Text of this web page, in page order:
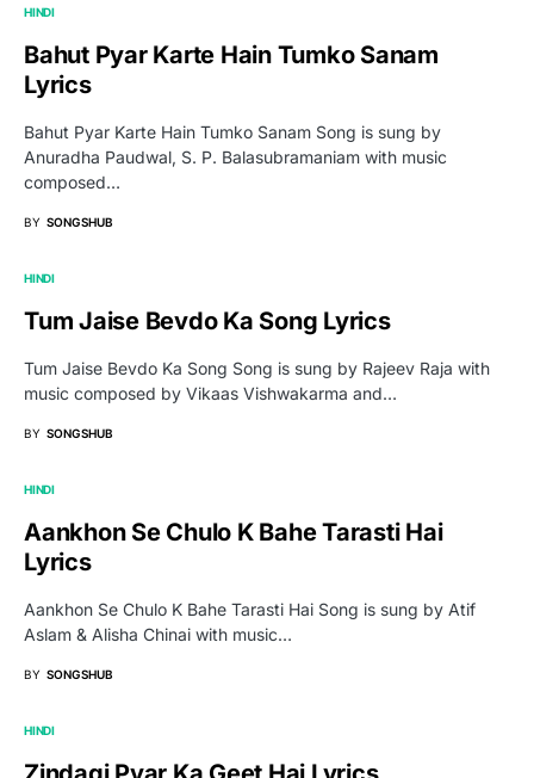
HINDI
Bahut Pyar Karte Hain Tumko Sanam
Lyrics
Bahut Pyar Karte Hain Tumko Sanam Song is sung by
Anuradha Paudwal, S. P. Balasubramaniam with music
composed…
BY SONGSHUB
HINDI
Tum Jaise Bevdo Ka Song Lyrics
Tum Jaise Bevdo Ka Song Song is sung by Rajeev Raja with
music composed by Vikaas Vishwakarma and…
BY SONGSHUB
HINDI
Aankhon Se Chulo K Bahe Tarasti Hai
Lyrics
Aankhon Se Chulo K Bahe Tarasti Hai Song is sung by Atif
Aslam & Alisha Chinai with music…
BY SONGSHUB
HINDI